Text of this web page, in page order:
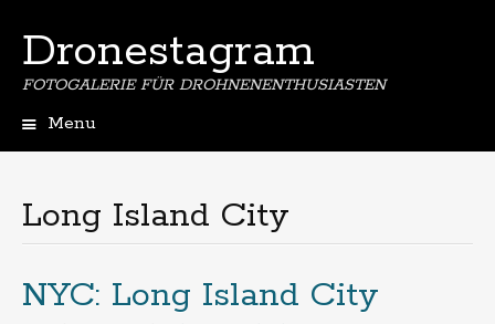
Dronestagram
FOTOGALERIE FÜR DROHNENENTHUSIASTEN
Menu
Long Island City
NYC: Long Island City